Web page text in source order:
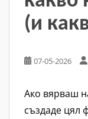
(и
07-05-2026
Ако вярваш
създаде цял